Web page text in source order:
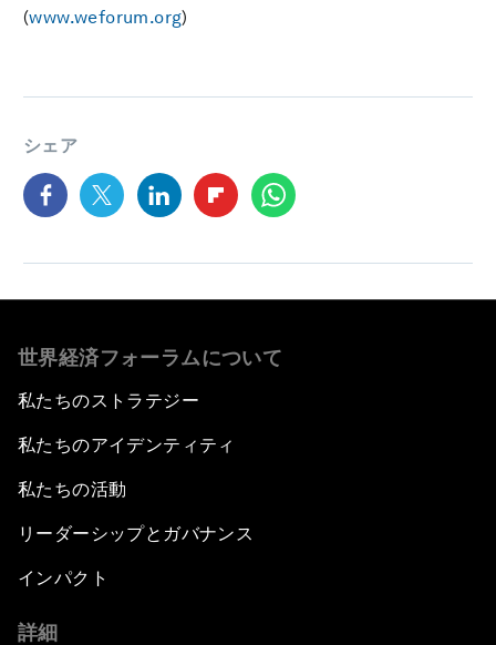
(www.weforum.org)
シェア
世界経済フォーラムについて
私たちのストラテジー
私たちのアイデンティティ
私たちの活動
リーダーシップとガバナンス
インパクト
詳細